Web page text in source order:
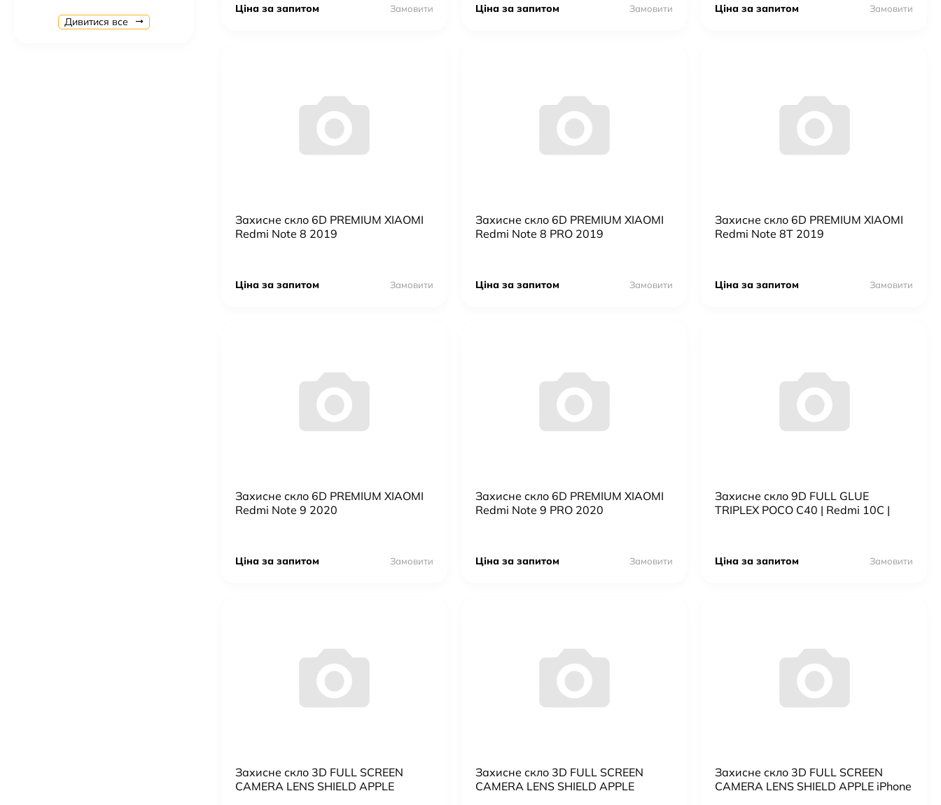
Ціна за запитом Замовити Ціна за запитом Замовити Ціна за запитом Замовити
Захисне скло 6D PREMIUM XIAOMI
Redmi Note 8 2019
Ціна за запитом Замовити
Захисне скло 6D PREMIUM XIAOMI
Redmi Note 8 PRO 2019
Ціна за запитом Замовити
Захисне скло 6D PREMIUM XIAOMI
Redmi Note 8T 2019
Ціна за запитом Замовити
Захисне скло 6D PREMIUM XIAOMI
Redmi Note 9 2020
Ціна за запитом Замовити
Захисне скло 6D PREMIUM XIAOMI
Redmi Note 9 PRO 2020
Ціна за запитом Замовити
Захисне скло 9D FULL GLUE
TRIPLEX POCO C40 | Redmi 10C |
Ціна за запитом Замовити
Захисне скло 3D FULL SCREEN
CAMERA LENS SHIELD APPLE
Захисне скло 3D FULL SCREEN
CAMERA LENS SHIELD APPLE
Захисне скло 3D FULL SCREEN
CAMERA LENS SHIELD APPLE iPhone
Блютуз Стерео Гарнітура Realme Air Buds TWS
428 грн.
Case Aluminium for Apple Iphone 13 Pro
Акумулятор для Xiaomi BN43 / Redmi Note 4X
Мережевий Зарядний Пристрій Apple iPhone Power Adapter 20W USB-C
Дивитися все